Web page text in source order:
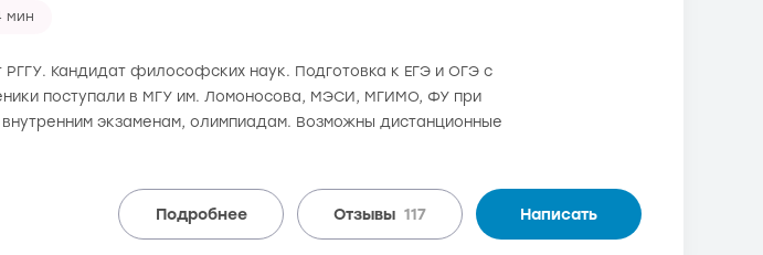
мин
Кандидат философских наук. Подготовка к ЕГЭ и ОГЭ с
поступали в МГУ им. Ломоносова, МЭСИ, МГИМО, ФУ при
экзаменам, олимпиадам. Возможны дистанционные
Подробнее Отзывы 117 Написать